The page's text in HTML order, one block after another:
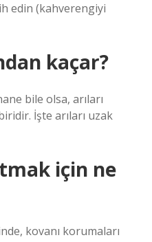
edin (kahverengiyi
kaçar?
bile olsa, arıları
İşte arıları uzak
için ne
kovanı korumaları